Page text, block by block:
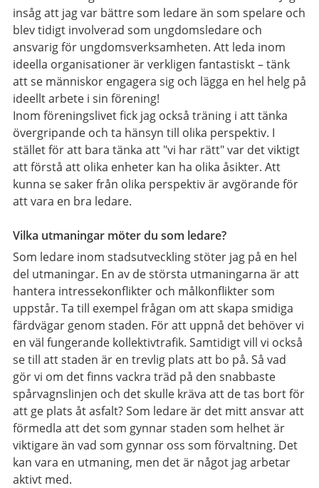
insåg att jag var bättre som ledare än som spelare och
blev tidigt involverad som ungdomsledare och
ansvarig för ungdomsverksamheten. Att leda inom
ideella organisationer är verkligen fantastiskt – tänk
att se människor engagera sig och lägga en hel helg på
ideellt arbete i sin förening!
Inom föreningslivet fick jag också träning i att tänka
övergripande och ta hänsyn till olika perspektiv. I
stället för att bara tänka att "vi har rätt" var det viktigt
att förstå att olika enheter kan ha olika åsikter. Att
kunna se saker från olika perspektiv är avgörande för
att vara en bra ledare.
Vilka utmaningar möter du som ledare?
Som ledare inom stadsutveckling stöter jag på en hel
del utmaningar. En av de största utmaningarna är att
hantera intressekonflikter och målkonflikter som
uppstår. Ta till exempel frågan om att skapa smidiga
färdvägar genom staden. För att uppnå det behöver vi
en väl fungerande kollektivtrafik. Samtidigt vill vi också
se till att staden är en trevlig plats att bo på. Så vad
gör vi om det finns vackra träd på den snabbaste
spårvagnslinjen och det skulle kräva att de tas bort för
att ge plats åt asfalt? Som ledare är det mitt ansvar att
förmedla att det som gynnar staden som helhet är
viktigare än vad som gynnar oss som förvaltning. Det
kan vara en utmaning, men det är något jag arbetar
aktivt med.